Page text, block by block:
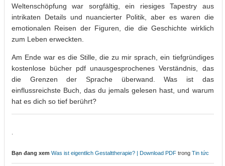
Weltenschöpfung war sorgfältig, ein riesiges Tapestry aus
intrikaten Details und nuancierter Politik, aber es waren die
emotionalen Reisen der Figuren, die die Geschichte wirklich
zum Leben erweckten.
Am Ende war es die Stille, die zu mir sprach, ein tiefgründiges
kostenlose bücher pdf unausgesprochenes Verständnis, das
die Grenzen der Sprache überwand. Was ist das
einflussreichste Buch, das du jemals gelesen hast, und warum
hat es dich so tief berührt?
Bạn đang xem Was ist eigentlich Gestalttherapie? | Download PDF trong Tin tức